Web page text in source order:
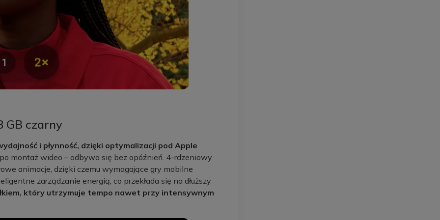
GB czarny
i płynność, dzięki optymalizacji pod Apple
montaż wideo – odbywa się bez opóźnień. 4-rdzeniowy
animacje, dzięki czemu wymagające gry mobilne
zarządzanie energią, co przekłada się na dłuższy
który utrzymuje tempo nawet przy intensywnym